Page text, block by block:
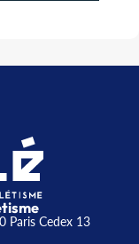
Paris Cedex 13